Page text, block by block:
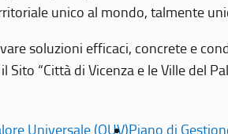
unico al mondo, talmente
soluzioni efficaci, concrete e
“Città di Vicenza e le Ville del
Universale (OUV)Piano di